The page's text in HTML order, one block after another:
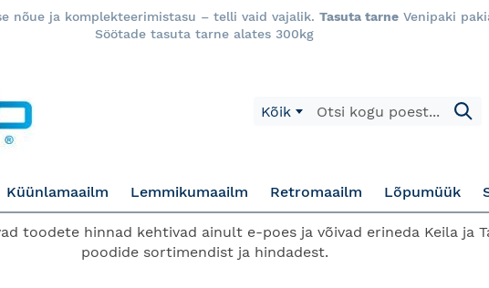
nõue ja komplekteerimistasu – telli vaid vajalik. Tasuta tarne Venipaki
Söötade tasuta tarne alates 300kg
Kõik
Otsi
Otsi
Küünlamaailm Lemmikumaailm Retromaailm Lõpumüük
toodete hinnad kehtivad ainult e-poes ja võivad erineda Keila ja
poodide sortimendist ja hindadest.